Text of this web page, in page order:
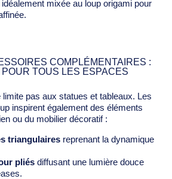
mixée au loup origami pour
COMPLÉMENTAIRES :
TOUS LES ESPACES
limite pas aux statues et tableaux. Les
inspirent également des éléments
ou du mobilier décoratif :
triangulaires reprenant la dynamique
pliés diffusant une lumière douce